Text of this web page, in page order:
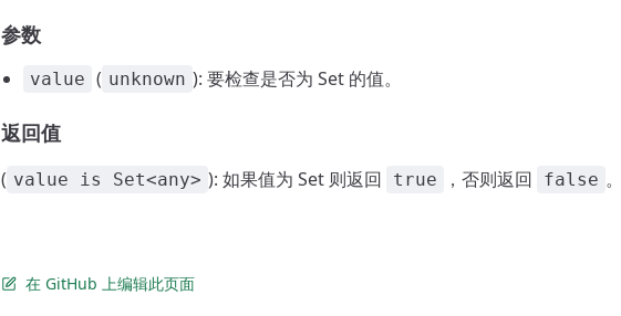
参数
value ( unknown ): 要检查是否为 Set 的值。
返回值
( value is Set<any> ): 如果值为 Set 则返回 true ，否则返回 false
在 GitHub 上编辑此页面